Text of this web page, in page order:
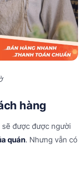
hàng
được được người
quán. Nhưng vẫn có